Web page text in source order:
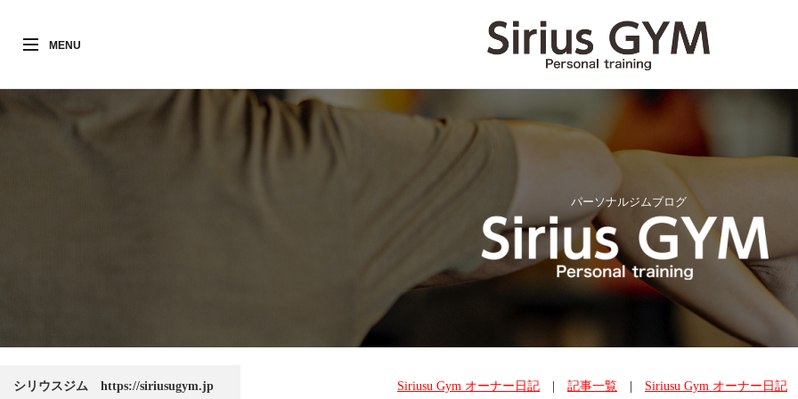
MENU
パーソナルジムブログ
Siriusu Gym オーナー日記 記事一覧 Siriusu Gym オーナー日記
シリウスジム https://siriusugym.jp